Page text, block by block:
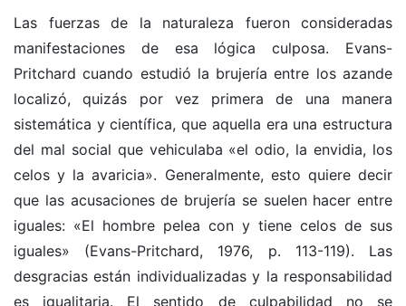
Las fuerzas de la naturaleza fueron consideradas
manifestaciones de esa lógica culposa. Evans-
Pritchard cuando estudió la brujería entre los azande
localizó, quizás por vez primera de una manera
sistemática y científica, que aquella era una estructura
del mal social que vehiculaba «el odio, la envidia, los
celos y la avaricia». Generalmente, esto quiere decir
que las acusaciones de brujería se suelen hacer entre
iguales: «El hombre pelea con y tiene celos de sus
iguales» (Evans-Pritchard, 1976, p. 113-119). Las
desgracias están individualizadas y la responsabilidad
es igualitaria. El sentido de culpabilidad no se